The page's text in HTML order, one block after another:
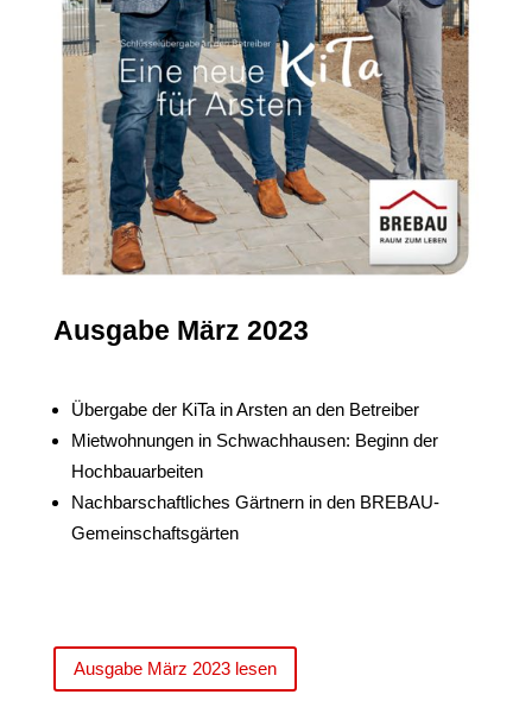
Ausgabe März 2023
Übergabe der KiTa in Arsten an den Betreiber
Mietwohnungen in Schwachhausen: Beginn der
Hochbauarbeiten
Nachbarschaftliches Gärtnern in den BREBAU-
Gemeinschaftsgärten
Ausgabe März 2023 lesen